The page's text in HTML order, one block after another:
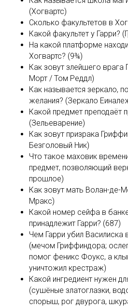
(Хогвартс)
Сколько факультетов в
Какой факультет у Гарри?
На какой платформе
Хогвартс? (9¾)
Как зовут злейшего врага
Морт / Том Реддл)
Как называется зеркало,
желания? (Зеркало
Какой предмет преподаёт
(Зельеварение)
Как зовут призрака
Безголовый Ник)
Что такое маховик
предмет, позволяющий
прошлое)
Как зовут мать Волан-де-
Мракс)
Какой номер сейфа в банке
принадлежит Гарри? (687)
Чем Гарри убил Василиска
(мечом Гриффиндора;
помог феникс Фоукс, а
уничтожил крестраж)
Какой ингредиент нужен
(сушёные златоглазки,
спорыш, рог двурога,